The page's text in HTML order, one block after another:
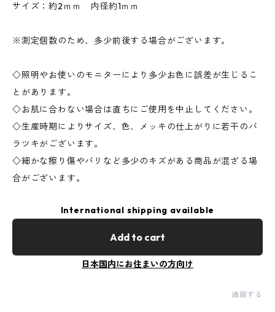
サイズ：約2ｍｍ 内径約1ｍｍ
※測定個数のため、多少前後する場合がございます。
◇照明やお使いのモニターにより多少お色に誤差が生じるこ
とがあります。
◇お肌に合わない場合は直ちにご使用を中止してください。
◇生産時期によりサイズ、色、メッキの仕上がりに若干のバ
ラツキがございます。
◇細かな擦り傷やバリなど多少のキズがある商品が混ざる場
合がございます。
International shipping available
Add to cart
日本国内にお住まいの方向け
通報する